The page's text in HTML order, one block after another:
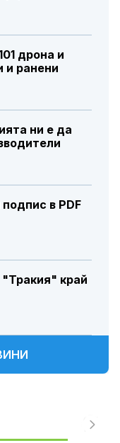
дрона и
и ранени
ни е да
в PDF
край